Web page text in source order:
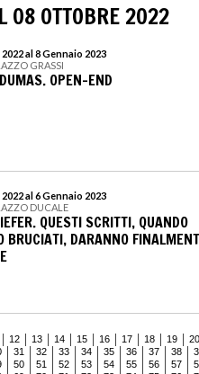
08 OTTOBRE 2022
al 8 Gennaio 2023
GRASSI
OPEN-END
al 6 Gennaio 2023
DUCALE
QUESTI SCRITTI, QUANDO
BRUCIATI, DARANNO
12 13 14 15 16 17 18 19
20
31 32 33 34 35 36 37 38
50 51 52 53 54 55 56 57